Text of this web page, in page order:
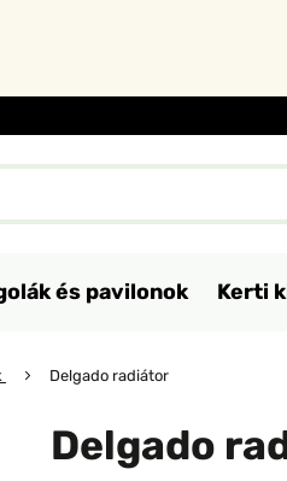
és pavilonok Kerti
Delgado radiátor
Delgado